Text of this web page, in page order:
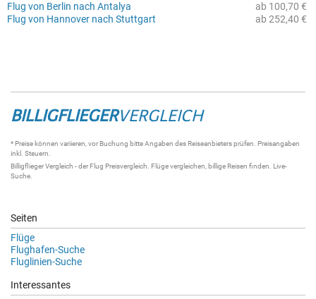
ab 100,70 €
Flug von Berlin nach Antalya
ab 252,40 €
Flug von Hannover nach Stuttgart
BILLIGFLIEGERVERGLEICH
* Preise können variieren, vor Buchung bitte Angaben des Reiseanbieters prüfen. Preisangaben
inkl. Steuern.
Billigflieger Vergleich - derFlug Preisvergleich Flüge vergleichen , billige Reisen finden. Live-
Suche
Seiten
Flüge
Flughafen-Suche
Fluglinien-Suche
Interessantes